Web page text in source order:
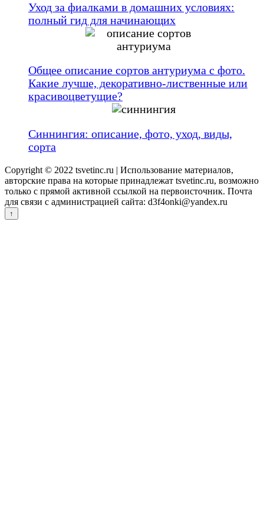
Уход за фиалками в домашних условиях:
полный гид для начинающих
Общее описание сортов антуриума с фото.
Какие лучше, декоративно-лиственные или
красивоцветущие?
Синнингия: описание, фото, уход, виды,
сорта
Copyright © 2022 tsvetinc.ru | Использование материалов,
авторские права на которые принадлежат tsvetinc.ru, возможно
только с прямой активной ссылкой на первоисточник. Почта
для связи с администрацией сайта: d3f4onki@yandex.ru